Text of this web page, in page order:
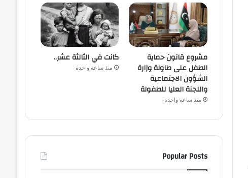
مشروع قانون حماية
الطفل على طاولة وزارة
الشؤون الاجتماعية
واللجنة العليا للطفولة
منذ ساعة واحدة
كانت في الثالثة عشر..
منذ ساعة واحدة
Popular Posts